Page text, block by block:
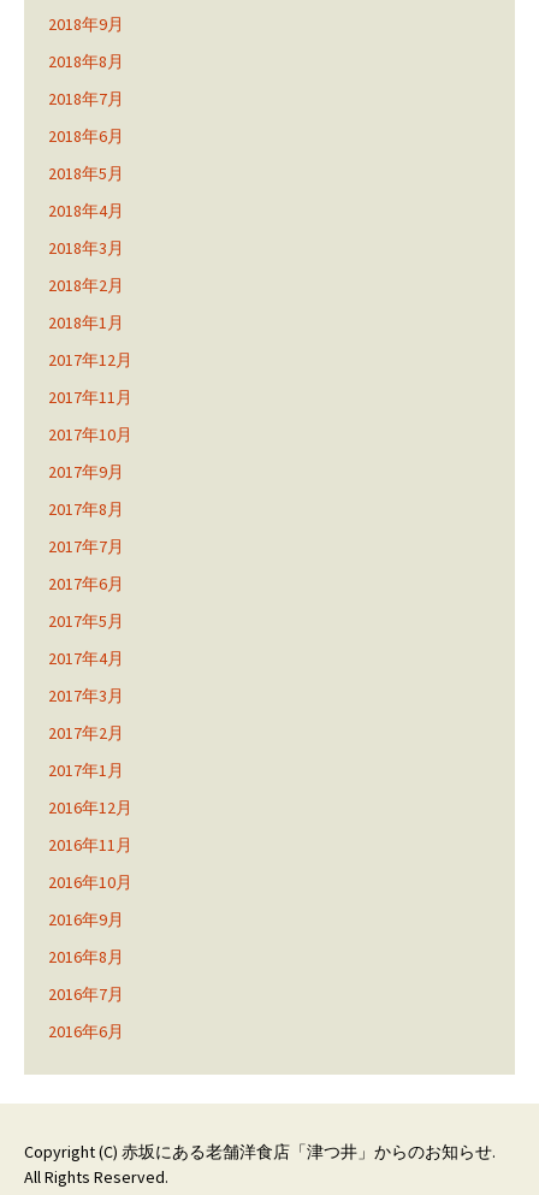
2018年9月
2018年8月
2018年7月
2018年6月
2018年5月
2018年4月
2018年3月
2018年2月
2018年1月
2017年12月
2017年11月
2017年10月
2017年9月
2017年8月
2017年7月
2017年6月
2017年5月
2017年4月
2017年3月
2017年2月
2017年1月
2016年12月
2016年11月
2016年10月
2016年9月
2016年8月
2016年7月
2016年6月
Copyright (C) 赤坂にある老舗洋食店「津つ井」からのお知らせ.
All Rights Reserved.